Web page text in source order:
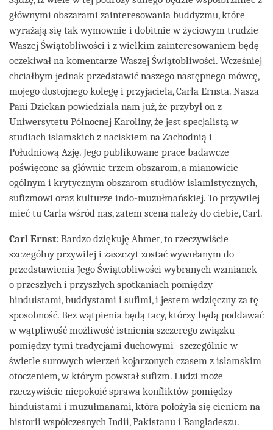
głównymi obszarami zainteresowania buddyzmu, które
wyrażają się tak wymownie i dobitnie w życiowym trudzie
Waszej Świątobliwości i z wielkim zainteresowaniem będę
oczekiwał na komentarze Waszej Świątobliwości. Wcześniej
chciałbym jednak przedstawić naszego następnego mówcę,
mojego dostojnego kolegę i przyjaciela, Carla Ernsta. Nasza
Pani Dziekan powiedziała nam już, że przybył on z
Uniwersytetu Północnej Karoliny, że jest specjalistą w
studiach islamskich z naciskiem na Zachodnią i
Południową Azję. Jego publikowane prace badawcze
poświęcone są głównie trzem obszarom, a mianowicie
ogólnym i krytycznym obszarom studiów islamistycznych,
sufizmowi oraz kulturze indo-muzułmańskiej. To przywilej
mieć tu Carla wśród nas, zatem scena należy do ciebie, Carl.
Carl Ernst: Bardzo dziękuję Ahmet, to rzeczywiście
szczególny przywilej i zaszczyt zostać wywołanym do
przedstawienia Jego Świątobliwości wybranych wzmianek
o przeszłych i przyszłych spotkaniach pomiędzy
hinduistami, buddystami i sufimi, i jestem wdzięczny za tę
sposobność. Bez wątpienia będą tacy, którzy będą poddawać
w wątpliwość możliwość istnienia szczerego związku
pomiędzy tymi tradycjami duchowymi -szczególnie w
świetle surowych wierzeń kojarzonych czasem z islamskim
otoczeniem, w którym powstał sufizm. Ludzi może
rzeczywiście niepokoić sprawa konfliktów pomiędzy
hinduistami i muzułmanami, która położyła się cieniem na
historii współczesnych Indii, Pakistanu i Bangladeszu.